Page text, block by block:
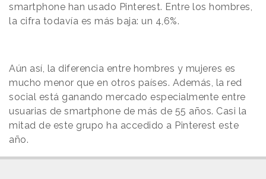
smartphone han usado Pinterest. Entre los hombres,
la cifra todavía es más baja: un 4,6%.
Aún así, la diferencia entre hombres y mujeres es
mucho menor que en otros países. Además, la red
social está ganando mercado especialmente entre
usuarias de smartphone de más de 55 años. Casi la
mitad de este grupo ha accedido a Pinterest este
año.